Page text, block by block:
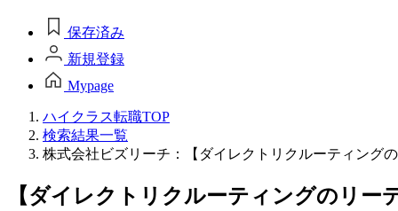
保存済み
新規登録
Mypage
ハイクラス転職TOP
検索結果一覧
株式会社ビズリーチ：【ダイレクトリクルーティング
【ダイレクトリクルーティングのリ